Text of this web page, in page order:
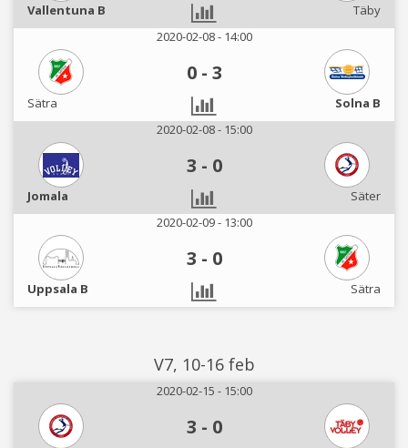
Vallentuna B
Täby
2020-02-08 - 14:00
0 - 3
Sätra
Solna B
2020-02-08 - 15:00
3 - 0
Jomala
Säter
2020-02-09 - 13:00
3 - 0
Uppsala B Sätra
V7, 10-16 feb
2020-02-15 - 15:00
3 - 0